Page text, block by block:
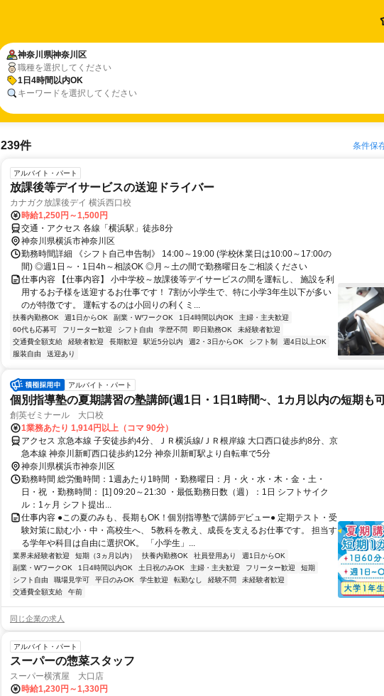
神奈川県神奈川区
職種を選択してください
1日4時間以内OK
キーワードを選択してください
239件 条件保
アルバイト・パート
放課後等デイサービスの送迎ドライバー
カナガク放課後デイ 横浜西口校
時給1,250円～1,500円
交通・アクセス 各線「横浜駅」徒歩8分
神奈川県横浜市神奈川区
勤務時間詳細 《シフト自己申告制》 14:00～19:00 (学校休業日は10:00～17:00の
間) ◎週1日～・1日4h～相談OK ◎月～土の間で勤務曜日をご相談ください
仕事内容 【仕事内容】 小中学校～放課後等デイサービスの間を運転し、 施設を利
用するお子様を送迎するお仕事です！ 7割が小学生で、特に小学3年生以下が多い
のが特徴です。 運転するのは小回りの利くミ...
扶養内勤務OK 週1日からOK 副業・WワークOK 1日4時間以内OK
主婦・主夫歓迎
60代も応募可
フリーター歓迎 シフト自由 学歴不問 即日勤務OK
未経験者歓迎
交通費全額支給
経験者歓迎 長期歓迎 駅近5分以内 週2・3日からOK シフト制
週4日以上OK
服装自由
送迎あり
アルバイト・パート
個別指導塾の夏期講習の塾講師(週1日・1日1時間~、1カ月以内の短期も
創英ゼミナール 大口校
1業務あたり 1,914円以上（コマ 90分）
アクセス 京急本線 子安徒歩約4分、ＪＲ横浜線/ＪＲ根岸線 大口西口徒歩約8分、京
急本線 神奈川新町西口徒歩約12分 神奈川新町駅より自転車で5分
神奈川県横浜市神奈川区
勤務時間 総労働時間：1週あたり1時間 ・勤務曜日：月・火・水・木・金・土・
日・祝 ・勤務時間： [1] 09:20～21:30 ・最低勤務日数（週）：1日 シフトサイク
ル：1ヶ月 シフト提出...
仕事内容 ●この夏のみも、長期もOK！個別指導塾で講師デビュー● 定期テスト・受
験対策に励む小・中・高校生へ、 5教科を教え、成長を支えるお仕事です。 担当す
る学年や科目は自由に選択OK。 「小学生」...
業界未経験者歓迎 短期（3ヵ月以内） 扶養内勤務OK 社員登用あり
週1日からOK
副業・WワークOK
1日4時間以内OK 土日祝のみOK 主婦・主夫歓迎 フリーター歓迎
短期
シフト自由
職場見学可 平日のみOK 学生歓迎 転勤なし 経験不問
未経験者歓迎
交通費全額支給
午前
同じ企業の求人
アルバイト・パート
スーパーの惣菜スタッフ
スーパー横濱屋 大口店
時給1,230円～1,330円